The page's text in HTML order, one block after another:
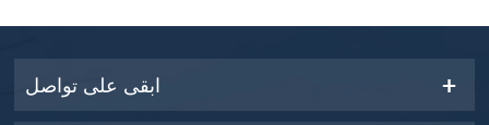
ابقى على تواصل